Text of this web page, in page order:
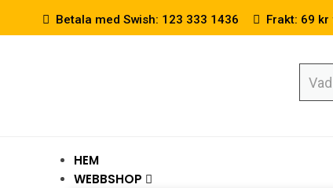
Betala med Swish: 123 333 1436 Frakt: 69
HEM
WEBBSHOP